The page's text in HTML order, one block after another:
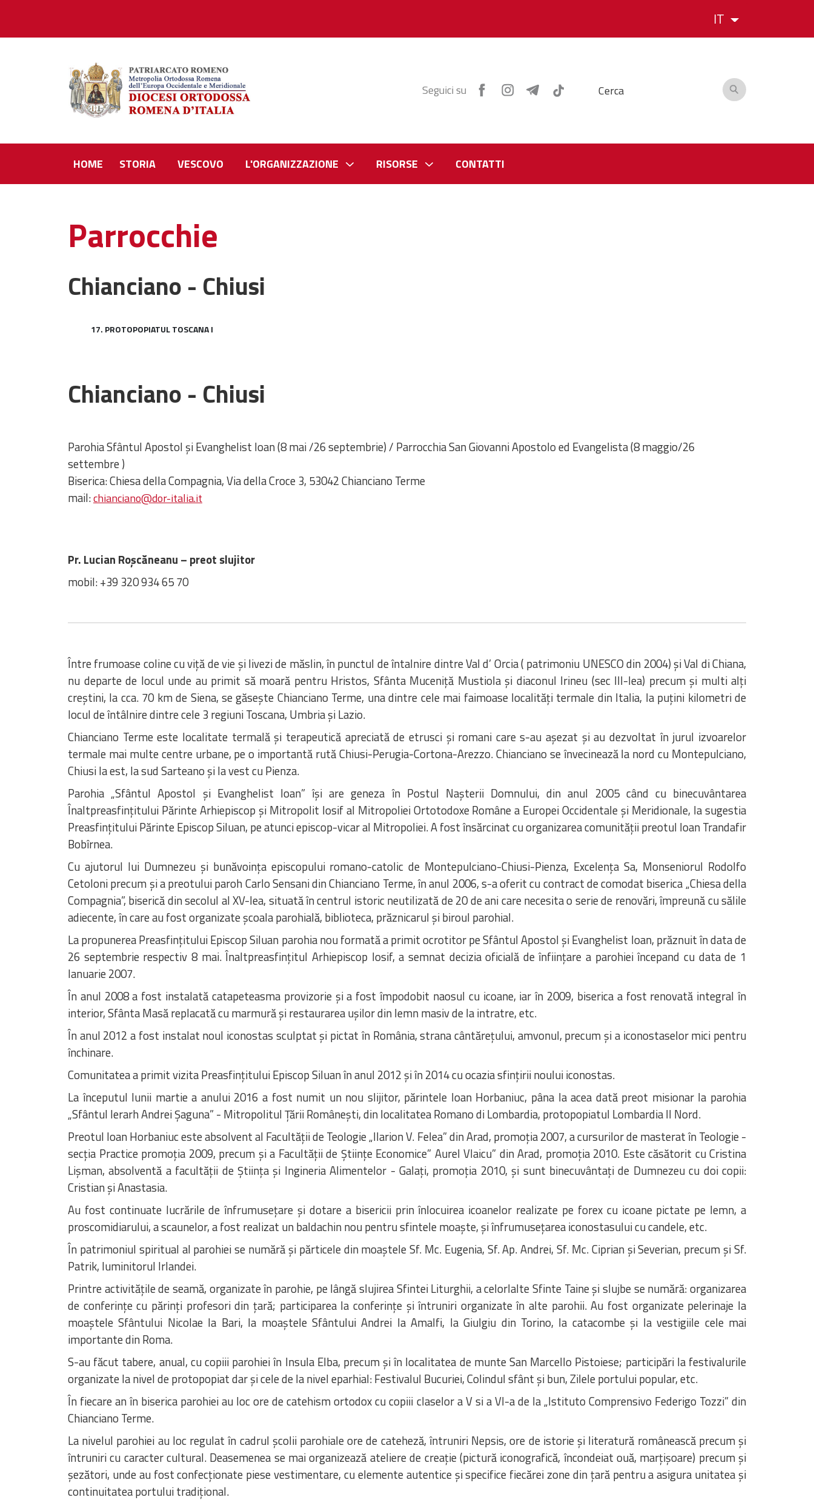
IT
Seguici su Cerca
HOME STORIA VESCOVO L'ORGANIZZAZIONE RISORSE CONTATTI
Parrocchie
Chianciano - Chiusi
17. PROTOPOPIATUL TOSCANA I
Chianciano - Chiusi
Parohia Sfântul Apostol şi Evanghelist Ioan (8 mai /26 septembrie) / Parrocchia San Giovanni Apostolo ed Evangelista (8 maggio/26
settembre )
Biserica: Chiesa della Compagnia, Via della Croce 3, 53042 Chianciano Terme
mail:chianciano@dor-italia.it
Pr. Lucian Roșcăneanu – preot slujitor
mobil: +39 320 934 65 70
Între frumoase coline cu viță de vie și livezi de măslin, în punctul de întalnire dintre Val d’ Orcia ( patrimoniu UNESCO din 2004) și Val di Chiana,
nu departe de locul unde au primit să moară pentru Hristos, Sfânta Muceniță Mustiola și diaconul Irineu (sec III-lea) precum și multi alți
creștini, la cca. 70 km de Siena, se găsește Chianciano Terme, una dintre cele mai faimoase localități termale din Italia, la puțini kilometri de
locul de întâlnire dintre cele 3 regiuni Toscana, Umbria și Lazio.
Chianciano Terme este localitate termală și terapeutică apreciată de etrusci și romani care s-au așezat și au dezvoltat în jurul izvoarelor
termale mai multe centre urbane, pe o importantă rută Chiusi-Perugia-Cortona-Arezzo. Chianciano se învecinează la nord cu Montepulciano,
Chiusi la est, la sud Sarteano și la vest cu Pienza.
Parohia „Sfântul Apostol și Evanghelist Ioan” își are geneza în Postul Nașterii Domnului, din anul 2005 când cu binecuvântarea
Înaltpreasfințitului Părinte Arhiepiscop și Mitropolit Iosif al Mitropoliei Ortotodoxe Române a Europei Occidentale și Meridionale, la sugestia
Preasfințitului Părinte Episcop Siluan, pe atunci episcop-vicar al Mitropoliei. A fost însărcinat cu organizarea comunității preotul Ioan Trandafir
Bobîrnea.
Cu ajutorul lui Dumnezeu și bunăvoința episcopului romano-catolic de Montepulciano-Chiusi-Pienza, Excelența Sa, Monseniorul Rodolfo
Cetoloni precum și a preotului paroh Carlo Sensani din Chianciano Terme, în anul 2006, s-a oferit cu contract de comodat biserica „Chiesa della
Compagnia”, biserică din secolul al XV-lea, situată în centrul istoric neutilizată de 20 de ani care necesita o serie de renovări, împreună cu sălile
adiecente, în care au fost organizate școala parohială, biblioteca, prăznicarul și biroul parohial.
La propunerea Preasfințitului Episcop Siluan parohia nou formată a primit ocrotitor pe Sfântul Apostol și Evanghelist Ioan, prăznuit în data de
26 septembrie respectiv 8 mai. Înaltpreasfințitul Arhiepiscop Iosif, a semnat decizia oficială de înființare a parohiei începand cu data de 1
Ianuarie 2007.
În anul 2008 a fost instalată catapeteasma provizorie și a fost împodobit naosul cu icoane, iar în 2009, biserica a fost renovată integral în
interior, Sfânta Masă replacată cu marmură și restaurarea ușilor din lemn masiv de la intratre, etc.
În anul 2012 a fost instalat noul iconostas sculptat și pictat în România, strana cântărețului, amvonul, precum și a iconostaselor mici pentru
închinare.
Comunitatea a primit vizita Preasfințitului Episcop Siluan în anul 2012 și în 2014 cu ocazia sfințirii noului iconostas.
La începutul lunii martie a anului 2016 a fost numit un nou slijitor, părintele Ioan Horbaniuc, pâna la acea dată preot misionar la parohia
„Sfântul Ierarh Andrei Șaguna” - Mitropolitul Țării Românești, din localitatea Romano di Lombardia, protopopiatul Lombardia II Nord.
Preotul Ioan Horbaniuc este absolvent al Facultății de Teologie „Ilarion V. Felea” din Arad, promoția 2007, a cursurilor de masterat în Teologie -
secția Practice promoția 2009, precum și a Facultății de Științe Economice” Aurel Vlaicu” din Arad, promoția 2010. Este căsătorit cu Cristina
Lișman, absolventă a facultății de Știința și Ingineria Alimentelor - Galați, promoția 2010, și sunt binecuvântați de Dumnezeu cu doi copii:
Cristian și Anastasia.
Au fost continuate lucrările de înfrumusețare și dotare a bisericii prin înlocuirea icoanelor realizate pe forex cu icoane pictate pe lemn, a
proscomidiarului, a scaunelor, a fost realizat un baldachin nou pentru sfintele moaște, și înfrumusețarea iconostasului cu candele, etc.
În patrimoniul spiritual al parohiei se numără și părticele din moaștele Sf. Mc. Eugenia, Sf. Ap. Andrei, Sf. Mc. Ciprian și Severian, precum și Sf.
Patrik, luminitorul Irlandei.
Printre activitățile de seamă, organizate în parohie, pe lângă slujirea Sfintei Liturghii, a celorlalte Sfinte Taine și slujbe se numără: organizarea
de conferințe cu părinți profesori din țară; participarea la conferințe și întruniri organizate în alte parohii. Au fost organizate pelerinaje la
moaștele Sfântului Nicolae la Bari, la moaștele Sfântului Andrei la Amalfi, la Giulgiu din Torino, la catacombe și la vestigiile cele mai
importante din Roma.
S-au făcut tabere, anual, cu copiii parohiei în Insula Elba, precum și în localitatea de munte San Marcello Pistoiese; participări la festivalurile
organizate la nivel de protopopiat dar și cele de la nivel eparhial: Festivalul Bucuriei, Colindul sfânt și bun, Zilele portului popular, etc.
În fiecare an în biserica parohiei au loc ore de catehism ortodox cu copiii claselor a V si a VI-a de la „Istituto Comprensivo Federigo Tozzi” din
Chianciano Terme.
La nivelul parohiei au loc regulat în cadrul școlii parohiale ore de cateheză, întruniri Nepsis, ore de istorie și literatură românească precum și
întruniri cu caracter cultural. Deasemenea se mai organizează ateliere de creație (pictură iconografică, încondeiat ouă, marțișoare) precum și
șezători, unde au fost confecționate piese vestimentare, cu elemente autentice și specifice fiecărei zone din țară pentru a asigura unitatea și
continuitatea portului tradițional.